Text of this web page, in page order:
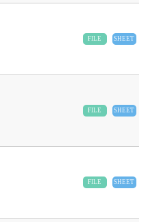
SHEET
FILE
SHEET
FILE
SHEET
FILE